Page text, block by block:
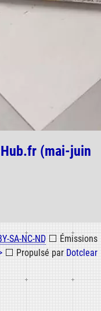
(mai-juin
SA-NC-ND ⬜ Émissions
⬜ Propulsé par Dotclear